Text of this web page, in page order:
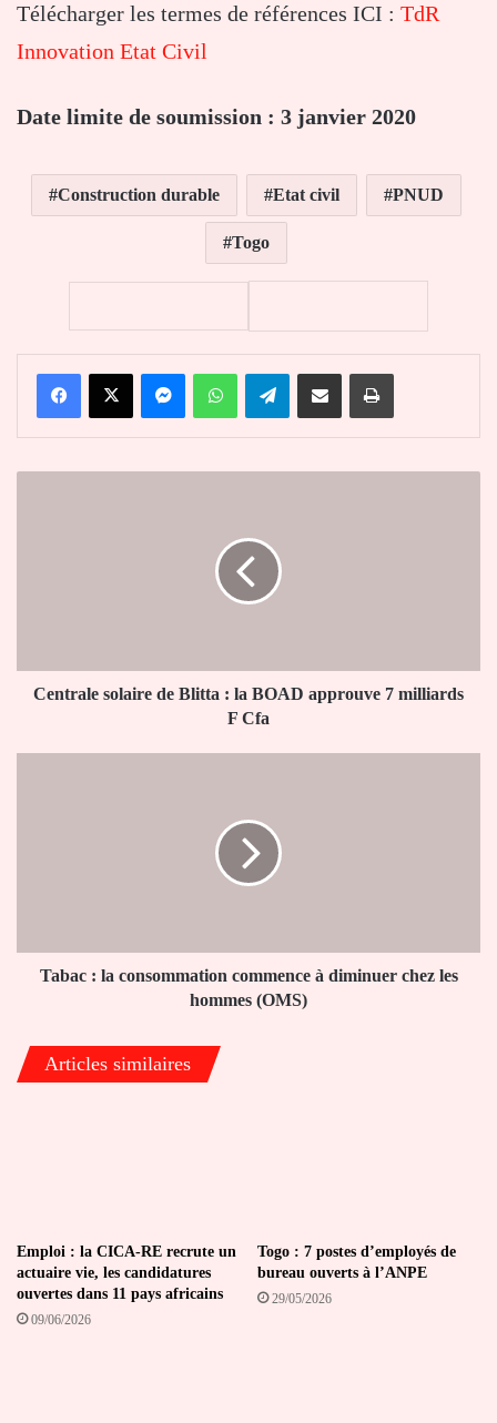
Télécharger les termes de références ICI : TdR
Innovation Etat Civil
Date limite de soumission : 3 janvier 2020
Construction durable Etat civil PNUD
Togo
FacebookX MessengerWhatsAppTelegramPartager par email Imprimer
7
milliards
Centrale solaire de Blitta : la BOAD approuve 7 milliards
F Cfa
les
hommes
Tabac : la consommation commence à diminuer chez les
hommes (OMS)
Articles similaires
Emploi : la CICA-RE recrute un
actuaire vie, les candidatures
ouvertes dans 11 pays africains
09/06/2026
Togo : 7 postes d’employés de
bureau ouverts à l’ANPE
29/05/2026